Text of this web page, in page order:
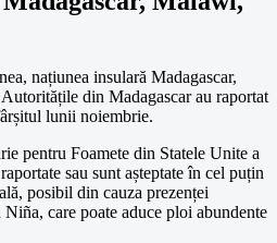
națiunea insulară Madagascar,
din Madagascar au raportat
lunii noiembrie.
pentru Foamete din Statele Unite a
sau sunt așteptate în cel puțin
posibil din cauza prezenței
care poate aduce ploi abundente